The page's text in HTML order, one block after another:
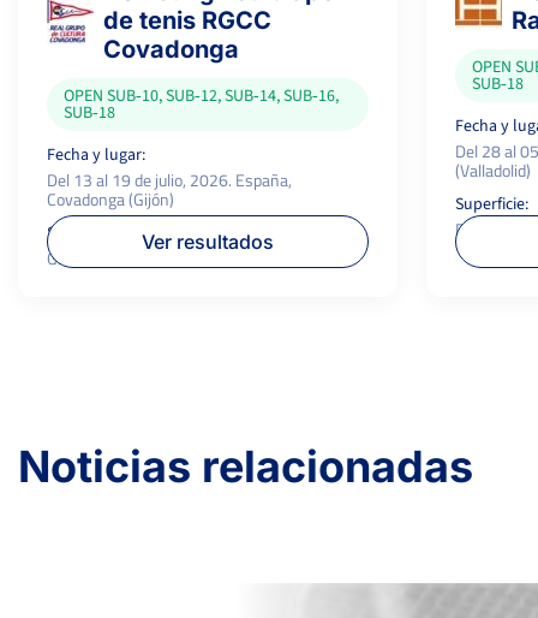
Puntos RFET*
Raqueta
yonex ezone 98
de tenis RGCC
Covadonga
OPEN SUB‑10, SUB‑12, SUB‑14, SUB‑16,
SUB‑18
Fecha y lugar:
Del 13 al 19 de julio, 2026. España,
Covadonga (Gijón)
Superficie:
Greenset
Ver resultados
OPEN
SUB‑18
Fecha y
Del 28 al
(Valladolid)
Superficie:
Dura
Noticias relacionadas